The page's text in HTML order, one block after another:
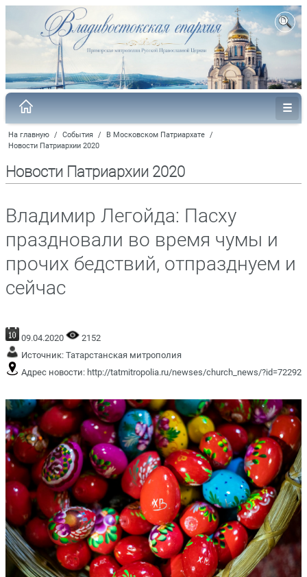
На главную / События / В Московском Патриархате /
Новости Патриархии 2020
Новости Патриархии 2020
Владимир Легойда: Пасху
праздновали во время чумы и
прочих бедствий, отпразднуем и
сейчас
09.04.2020
2152
Источник: Татарстанская митрополия
Адрес новости: http://tatmitropolia.ru/newses/church_news/?id=72292